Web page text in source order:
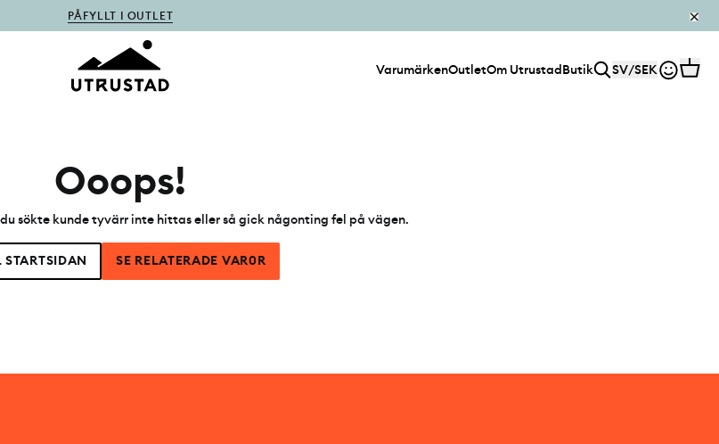
PÅFYLLT I OUTLET
VarumärkenOutletOm UtrustadButik SV/SEK
Ooops!
sökte kunde tyvärr inte hittas eller så gick någonting fel på vägen.
STARTSIDAN SE RELATERADE VAR0R